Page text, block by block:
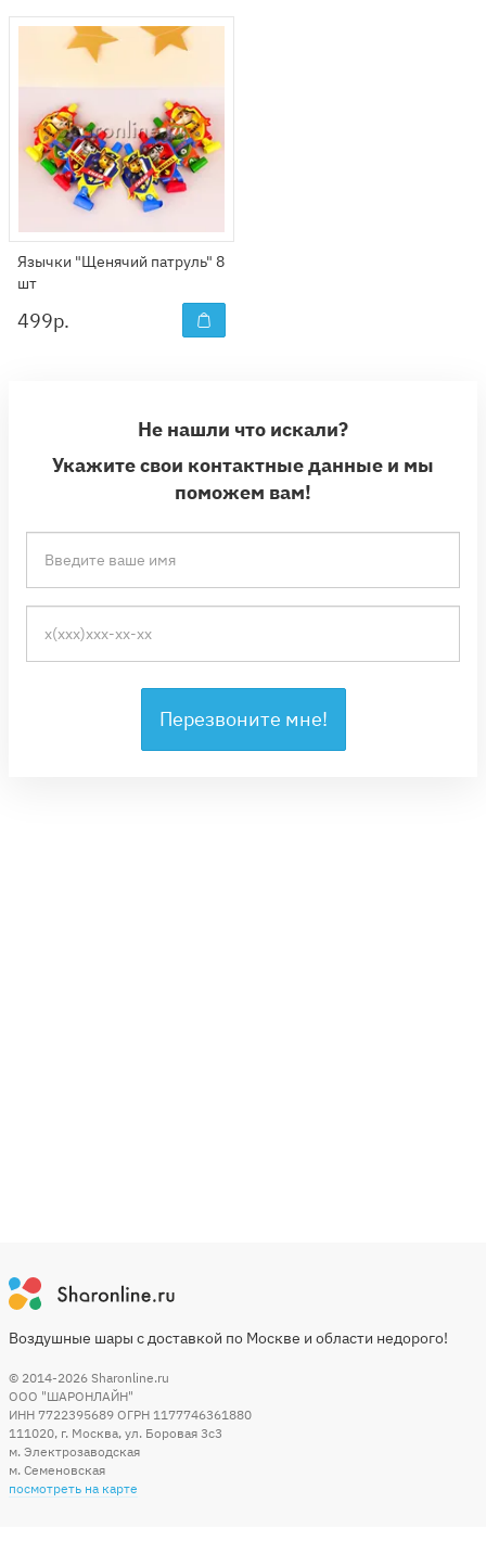
Язычки "Щенячий патруль" 8
шт
499р.
Не нашли что искали?
Укажите свои контактные данные и мы
поможем вам!
Перезвоните мне!
Воздушные шары с доставкой по Москве и области недорого!
© 2014-2026 Sharonline.ru
ООО "ШАРОНЛАЙН"
ИНН 7722395689 ОГРН 1177746361880
111020, г. Москва, ул. Боровая 3c3
м. Электрозаводская
м. Семеновская
посмотреть на карте